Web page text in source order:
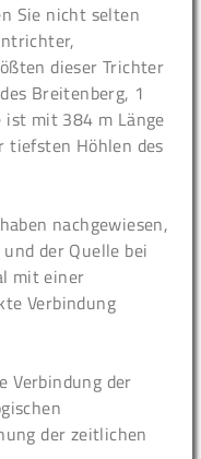
Sie nicht selten
dieser Trichter
Breitenberg, 1
ist mit 384 m Länge
tiefsten Höhlen des
nachgewiesen,
der Quelle bei
mit einer
Verbindung
Verbindung der
der zeitlichen